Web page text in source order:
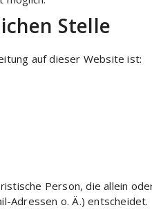
Stelle
auf dieser Website ist:
Person, die allein
Adressen o. Ä.) entscheidet.